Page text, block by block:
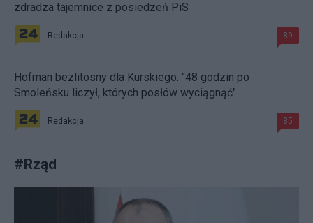
zdradza tajemnice z posiedzeń PiS
Redakcja 89
Hofman bezlitosny dla Kurskiego. "48 godzin po
Smoleńsku liczył, których posłów wyciągnąć"
Redakcja 85
#Rząd